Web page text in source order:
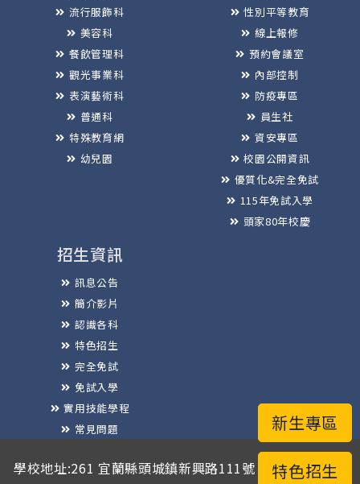
特色招生
新生專區
流行服飾科
美容科
餐飲管理科
觀光事業科
表演藝術科
普通科
特殊教育網
幼兒園
性別平等教育
線上報修
預約會議室
內部控制
防疫專區
員生社
資安專區
校園公開資訊
優質化&完全免試
115年免試入學
頭家80年校慶
招生資訊
訊息公告
簡介影片
認識各科
特色招生
完全免試
免試入學
實用技能學程
常見問題
學校地址:261 宜蘭縣頭城鎮新興路111號 / 電話總機:03-